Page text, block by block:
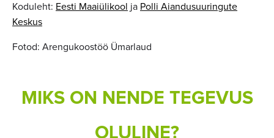
Koduleht: Eesti Maaiülikool ja Polli Aiandusuuringute
Keskus
Fotod: Arengukoostöö Ümarlaud
MIKS ON NENDE TEGEVUS
OLULINE?